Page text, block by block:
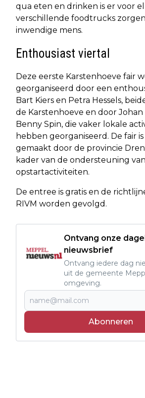
qua eten en drinken is er voor
verschillende foodtrucks
inwendige mens.
Enthousiast viertal
Deze eerste Karstenhoeve fair
georganiseerd door een
Bart Kiers en Petra Hessels,
de Karstenhoeve en door Johan
Benny Spin, die vaker lokale
hebben georganiseerd. De fair
gemaakt door de provincie
kader van de ondersteuning van
opstartactiviteiten.
De entree is gratis en de
RIVM worden gevolgd.
Ontvang onze
nieuwsbrief
Ontvang iedere dag
uit de gemeente
omgeving.
Abonneren